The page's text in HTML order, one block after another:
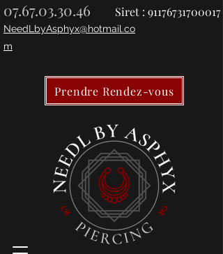
07.67.03.30.46 Siret : 91176731700017
NeedLbyAsphyx@hotmail.co
m
Prendre Rendez-vous